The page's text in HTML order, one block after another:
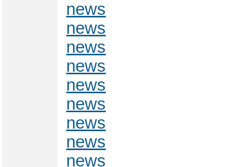
news
news
news
news
news
news
news
news
news